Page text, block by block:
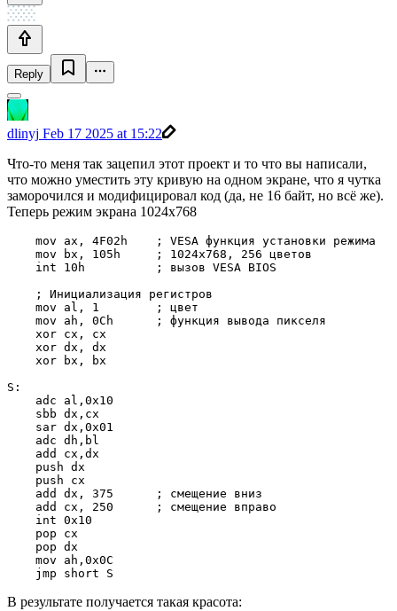
Reply
dlinyj Feb 17 2025 at 15:22
Что-то меня так зацепил этот проект и то что вы написали,
что можно уместить эту кривую на одном экране, что я чутка
заморочился и модифицировал код (да, не 16 байт, но всё же).
Теперь режим экрана 1024х768
    mov ax, 4F02h    ; VESA функция установки режима
    mov bx, 105h     ; 1024x768, 256 цветов
    int 10h          ; вызов VESA BIOS
    ; Инициализация регистров
    mov al, 1        ; цвет
    mov ah, 0Ch      ; функция вывода пикселя
    xor cx, cx
    xor dx, dx
    xor bx, bx
S:
    adc al,0x10
    sbb dx,cx
    sar dx,0x01
    adc dh,bl
    add cx,dx
    push dx
    push cx
    add dx, 375      ; смещение вниз
    add cx, 250      ; смещение вправо
    int 0x10
    pop cx
    pop dx
    mov ah,0x0C
В результате получается такая красота: